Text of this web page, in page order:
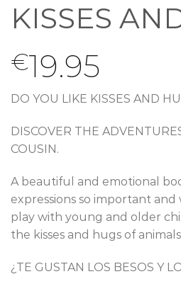
KISSES
€19.95
DO YOU LIKE KISSES AND
DISCOVER THE
COUSIN.
A beautiful and emotional
expressions so important
play with young and older
the kisses and hugs of
¿TE GUSTAN LOS BESOS Y